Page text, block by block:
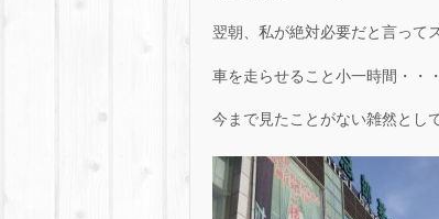
翌朝、私が絶対必要だと言って
車を走らせること小一時間・・・
今まで見たことがない雑然とし